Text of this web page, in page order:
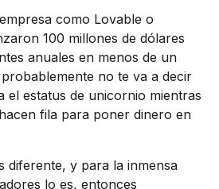
como Lovable o
100 millones de dólares
anuales en menos de un
no te va a decir
el estatus de unicornio mientras
fila para poner dinero en
diferente, y para la inmensa
lo es, entonces